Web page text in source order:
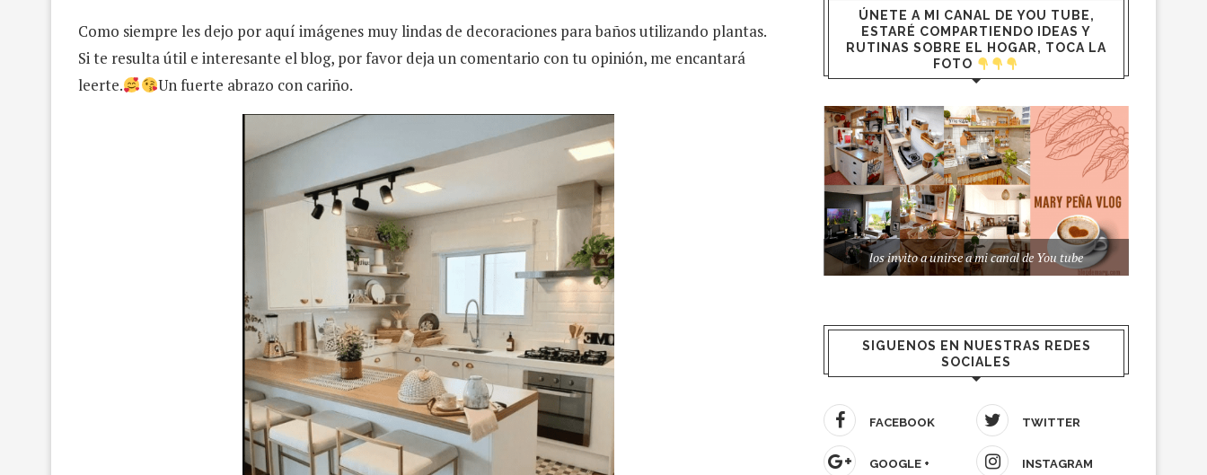
Como siempre les dejo por aquí imágenes muy lindas de decoraciones para baños utilizando plantas.
Si te resulta útil e interesante el blog, por favor deja un comentario con tu opinión, me encantará
leerte.
Un fuerte abrazo con cariño.
ÚNETE A MI CANAL DE YOU TUBE,
ESTARÉ COMPARTIENDO IDEAS Y
RUTINAS SOBRE EL HOGAR, TOCA LA
FOTO
los invito a unirse a mi canal de You tube
SIGUENOS EN NUESTRAS REDES
SOCIALES
FACEBOOK TWITTER
GOOGLE + INSTAGRAM